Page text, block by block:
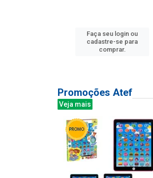
Faça seu login ou
cadastre-se para
comprar.
Promoções Atef
Veja mais